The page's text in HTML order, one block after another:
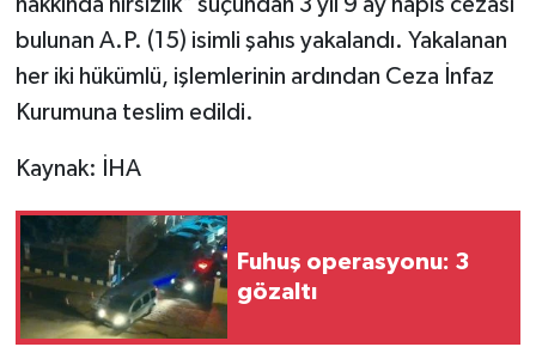
bulunan A.P. (15) isimli şahıs yakalandı. Yakalanan
her iki hükümlü, işlemlerinin ardından Ceza İnfaz
Kurumuna teslim edildi.
Kaynak: İHA
Fuhuş operasyonu: 3
gözaltı